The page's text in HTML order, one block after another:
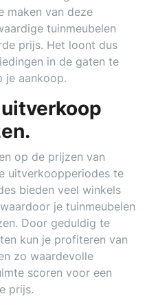
maken van deze
tuinmeubelen
prijs. Het loont dus
in de gaten te
je aankoop.
op de prijzen van
uitverkoopperiodes te
bieden veel winkels
je tuinmeubelen
Door geduldig te
kun je profiteren van
zo waardevolle
scoren voor een
prijs.